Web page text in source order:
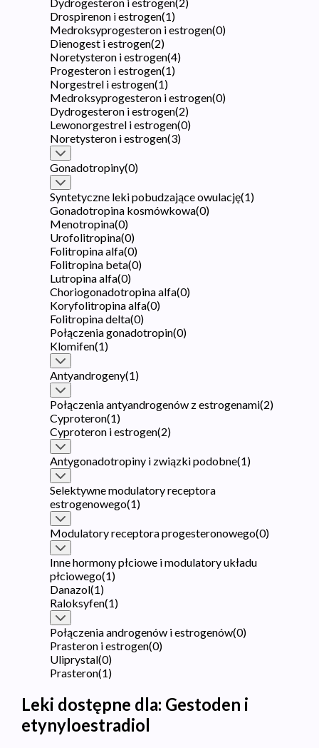
Drospirenon i estrogen(1)
Medroksyprogesteron i estrogen(0)
Dienogest i estrogen(2)
Noretysteron i estrogen(4)
Progesteron i estrogen(1)
Norgestrel i estrogen(1)
Medroksyprogesteron i estrogen(0)
Dydrogesteron i estrogen(2)
Lewonorgestrel i estrogen(0)
Noretysteron i estrogen(3)
Gonadotropiny(0)
Syntetyczne leki pobudzające owulację(1)
Gonadotropina kosmówkowa(0)
Menotropina(0)
Urofolitropina(0)
Folitropina alfa(0)
Folitropina beta(0)
Lutropina alfa(0)
Choriogonadotropina alfa(0)
Koryfolitropina alfa(0)
Folitropina delta(0)
Połączenia gonadotropin(0)
Klomifen(1)
Antyandrogeny(1)
Połączenia antyandrogenów z estrogenami(2)
Cyproteron(1)
Cyproteron i estrogen(2)
Antygonadotropiny i związki podobne(1)
Selektywne modulatory receptora
estrogenowego(1)
Modulatory receptora progesteronowego(0)
Inne hormony płciowe i modulatory układu
płciowego(1)
Danazol(1)
Raloksyfen(1)
Połączenia androgenów i estrogenów(0)
Prasteron i estrogen(0)
Uliprystal(0)
Prasteron(1)
Leki dostępne dla: Gestoden i
etynyloestradiol